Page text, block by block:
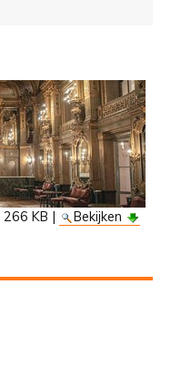
266 KB |
Bekijken